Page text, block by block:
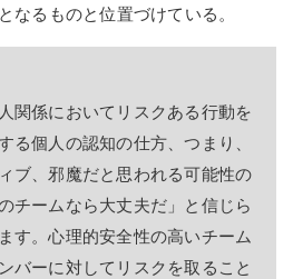
なるものと位置づけている。
関係においてリスクある行動を
る個人の認知の仕方、つまり、
ブ、邪魔だと思われる可能性の
チームなら大丈夫だ」と信じら
す。心理的安全性の高いチーム
バーに対してリスクを取ること